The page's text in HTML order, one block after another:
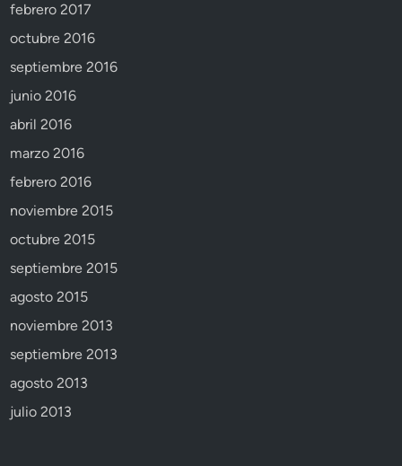
febrero 2017
octubre 2016
septiembre 2016
junio 2016
abril 2016
marzo 2016
febrero 2016
noviembre 2015
octubre 2015
septiembre 2015
agosto 2015
noviembre 2013
septiembre 2013
agosto 2013
julio 2013